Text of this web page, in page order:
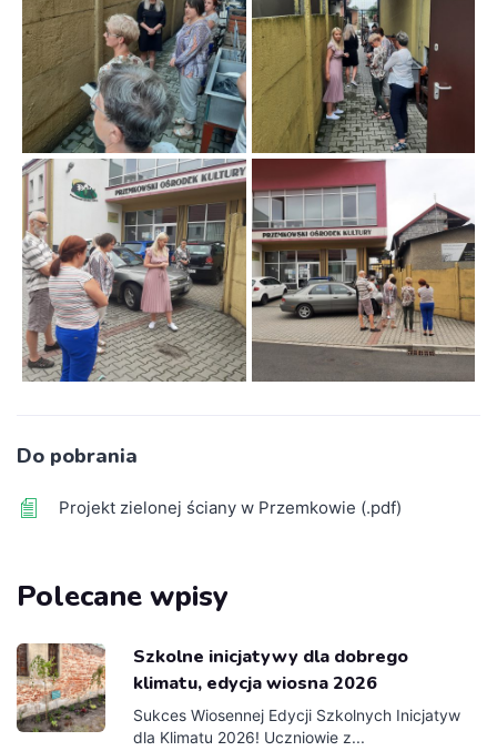
Do pobrania
Projekt zielonej ściany w Przemkowie (.pdf)
Polecane wpisy
Szkolne inicjatywy dla dobrego
klimatu, edycja wiosna 2026
Sukces Wiosennej Edycji Szkolnych Inicjatyw
dla Klimatu 2026! Uczniowie z...